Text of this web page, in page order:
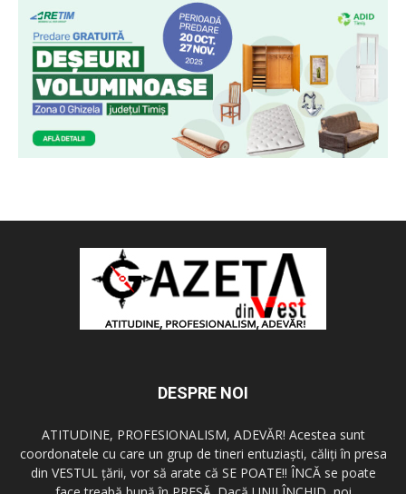
DESPRE NOI
ATITUDINE, PROFESIONALISM, ADEVĂR! Acestea sunt
coordonatele cu care un grup de tineri entuziaşti, căliţi în presa
din VESTUL ţării, vor să arate că SE POATE!! ÎNCĂ se poate